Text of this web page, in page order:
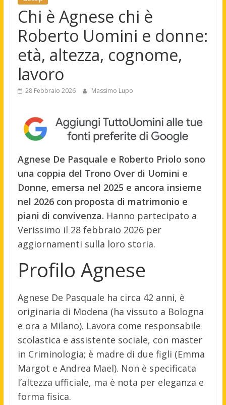
Chi è Agnese chi è
Roberto Uomini e donne:
età, altezza, cognome,
lavoro
28 Febbraio 2026 Massimo Lupo
Agnese De Pasquale e Roberto Priolo sono
una coppia del Trono Over di Uomini e
Donne, emersa nel 2025 e ancora insieme
nel 2026 con proposta di matrimonio e
piani di convivenza. Hanno partecipato a
Verissimo il 28 febbraio 2026 per
aggiornamenti sulla loro storia.
Profilo Agnese
Agnese De Pasquale ha circa 42 anni, è
originaria di Modena (ha vissuto a Bologna
e ora a Milano). Lavora come responsabile
scolastica e assistente sociale, con master
in Criminologia; è madre di due figli (Emma
Margot e Andrea Mael). Non è specificata
l’altezza ufficiale, ma è nota per eleganza e
forma fisica.